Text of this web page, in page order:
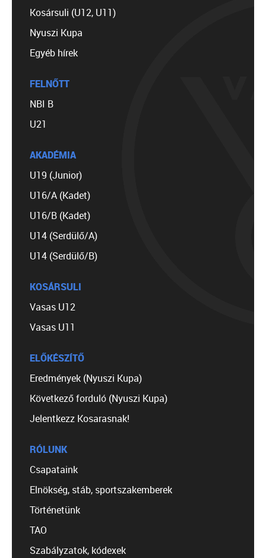
Kosársuli (U12, U11)
Nyuszi Kupa
Egyéb hírek
FELNŐTT
NBI B
U21
AKADÉMIA
U19 (Junior)
U16/A (Kadet)
U16/B (Kadet)
U14 (Serdülő/A)
U14 (Serdülő/B)
KOSÁRSULI
Vasas U12
Vasas U11
ELŐKÉSZÍTŐ
Eredmények (Nyuszi Kupa)
Következő forduló (Nyuszi Kupa)
Jelentkezz Kosarasnak!
RÓLUNK
Csapataink
Elnökség, stáb, sportszakemberek
Történetünk
TAO
Szabályzatok, kódexek